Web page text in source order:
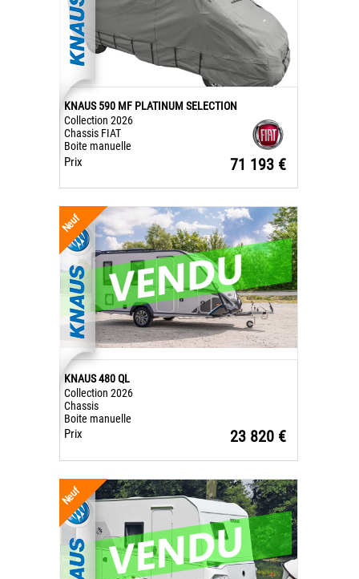
KNAUS 590 MF PLATINUM SELECTION
Collection 2026
Chassis FIAT
Boite manuelle
Prix 71 193 €
Neuf
KNAUS 480 QL
Collection 2026
Chassis
Boite manuelle
Prix 23 820 €
Neuf